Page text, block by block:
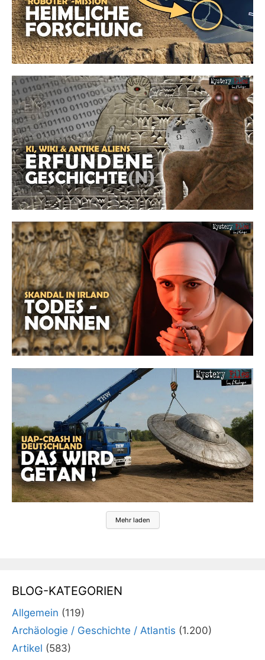
Mehr laden
BLOG-KATEGORIEN
Allgemein (119)
Archäologie / Geschichte / Atlantis (1.200)
Artikel (583)